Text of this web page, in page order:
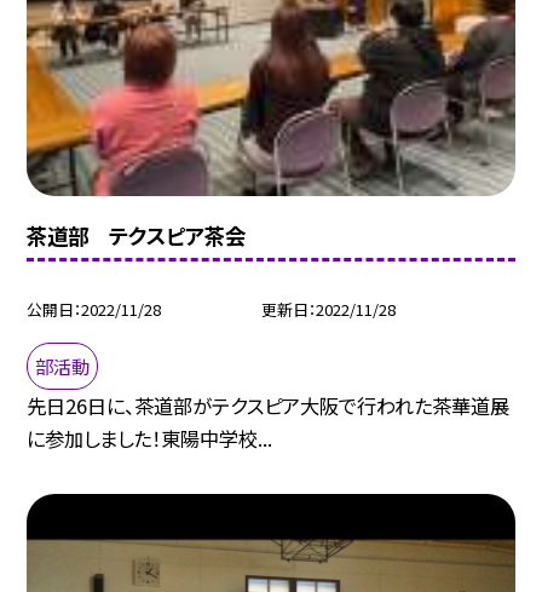
茶道部 テクスピア茶会
公開日 2022/11/28 更新日 2022/11/28
部活動
先日26日に、茶道部がテクスピア大阪で行われた茶華道展
に参加しました！東陽中学校...